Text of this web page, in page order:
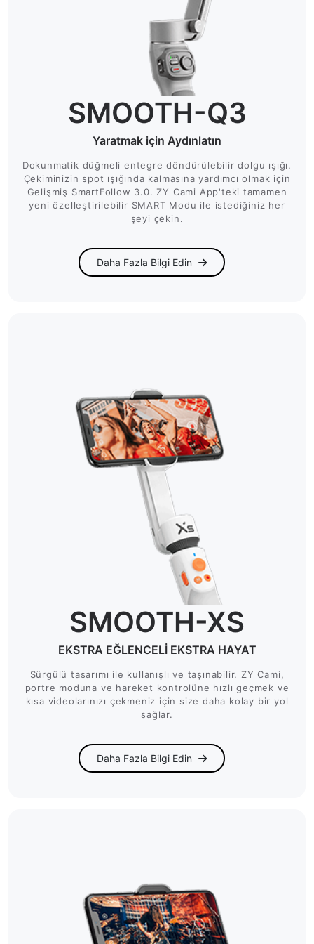
SMOOTH-Q3
Yaratmak için Aydınlatın
Dokunmatik düğmeli entegre döndürülebilir dolgu ışığı.
Çekiminizin spot ışığında kalmasına yardımcı olmak için
Gelişmiş SmartFollow 3.0. ZY Cami App'teki tamamen
yeni özelleştirilebilir SMART Modu ile istediğiniz her
şeyi çekin.
Daha Fazla Bilgi Edin
SMOOTH-XS
EKSTRA EĞLENCELİ EKSTRA HAYAT
Sürgülü tasarımı ile kullanışlı ve taşınabilir. ZY Cami,
portre moduna ve hareket kontrolüne hızlı geçmek ve
kısa videolarınızı çekmeniz için size daha kolay bir yol
sağlar.
Daha Fazla Bilgi Edin